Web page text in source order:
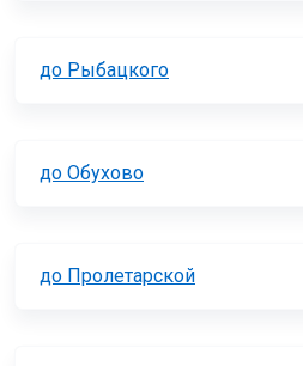
до Рыбацкого
до Обухово
до Пролетарской